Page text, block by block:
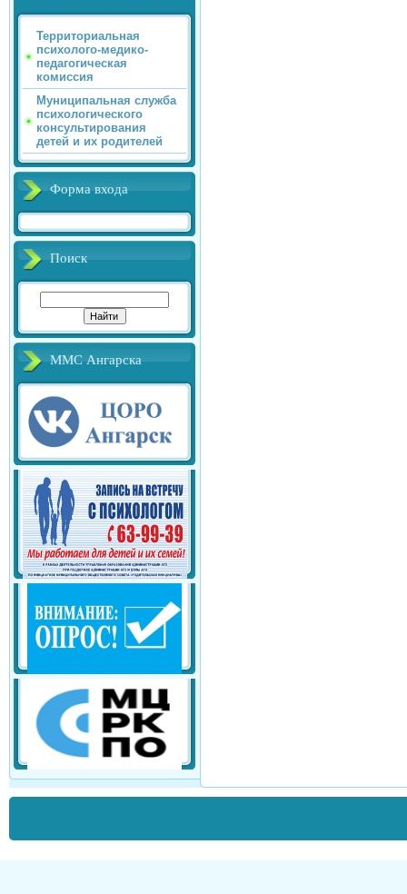
Территориальная
психолого-медико-
педагогическая
комиссия
Муниципальная служба
психологического
консультирования
детей и их родителей
Форма входа
Поиск
ММС Ангарска